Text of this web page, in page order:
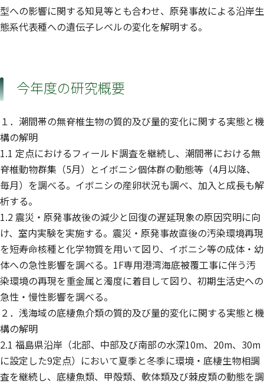
型への影響に関する知見等とも合わせ、原発事故による沿岸生
態系代表種への遺伝子レベルの変化を解明する。
今年度の研究概要
１．潮間帯の無脊椎生物の質的及び量的変化に関する実態と機
構の解明
1.1 定点におけるフィールド調査を継続し、潮間帯における無
脊椎動物群集（5月）とイボニシ個体群の動態等（4月以降、
毎月）を調べる。イボニシの産卵状況も調べ、加入と成長も解
析する。
1.2 震災・原発事故後の減少と回復の遅延現象の原因究明に向
け、室内実験を実施する。震災・原発事故直後の汚染環境再現
を短寿命核種と化学物質を用いて図り、イボニシ等の成体・幼
体への急性影響を調べる。1F専用港湾海底被覆工事に伴う汚
染環境の再現を重金属と濁度に着目して図り、初期生活史への
急性・慢性影響を調べる。
２．浅海域の底棲魚介類の質的及び量的変化に関する実態と機
構の解明
2.1 福島県沿岸（北部、中部及び南部の水深10m、20m、30m
に設定した9定点）において夏季と冬季に環境・底棲生物相調
査を継続し、底棲魚類、甲殻類、軟体類及び棘皮類の動態を調